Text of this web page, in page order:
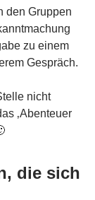
den Gruppen
zu einem
Gespräch.
nicht
‚Abenteuer
die sich